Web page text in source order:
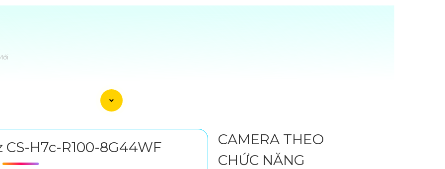
H7c-R100-8G44WF
CAMERA THEO
CHỨC NĂNG